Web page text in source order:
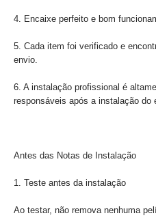
4. Encaixe perfeito e bom
5. Cada item foi verificado e
envio.
6. A instalação profissional é
responsáveis ​​após a instalação do
Antes das Notas de Instalação
1. Teste antes da instalação
Ao testar, não remova nenhuma